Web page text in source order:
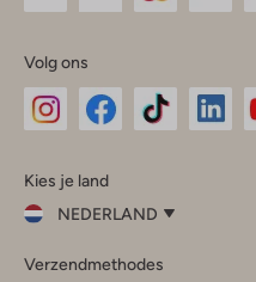
Volg ons
InstagramFacebook
Kies je land
NEDERLAND
je
Verzendmethodes